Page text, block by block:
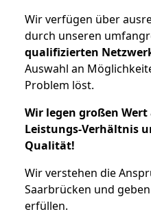
Wir verfügen über
durch unseren
qualifizierten
Auswahl an
Problem löst.
Wir legen großen
Leistungs-Verhältnis
Qualität!
Wir verstehen die
Saarbrücken und
erfüllen.